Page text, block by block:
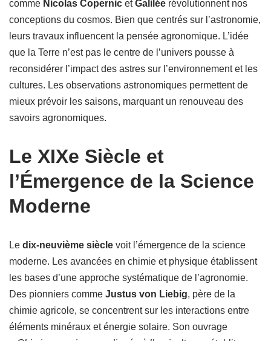
comme Nicolas Copernic etGalilée révolutionnent nos
conceptions du cosmos. Bien que centrés sur l’astronomie,
leurs travaux influencent la pensée agronomique. L’idée
que la Terre n’est pas le centre de l’univers pousse à
reconsidérer l’impact des astres sur l’environnement et les
cultures. Les observations astronomiques permettent de
mieux prévoir les saisons, marquant un renouveau des
savoirs agronomiques.
Le XIXe Siècle et
l’Émergence de la Science
Moderne
Le dix-neuvième siècle voit l’émergence de la science
moderne. Les avancées en chimie et physique établissent
les bases d’une approche systématique de l’agronomie.
Des pionniers comme Justus von Liebig, père de la
chimie agricole, se concentrent sur les interactions entre
éléments minéraux et énergie solaire. Son ouvrage